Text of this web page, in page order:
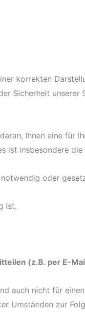
korrekten
Sicherheit
Ihnen eine für
ist insbesondere
oder
ist.
(z.B. per E-
auch nicht für
zur